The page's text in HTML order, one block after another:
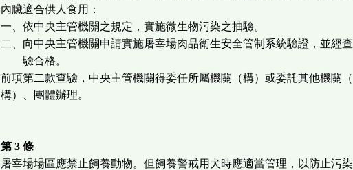
內臟適合供人食用：
一、依中央主管機關之規定，實施微生物污染之抽驗。
二、向中央主管機關申請實施屠宰場肉品衛生安全管制系統驗證，並經查
驗合格。
前項第二款查驗，中央主管機關得委任所屬機關（構）或委託其他機關（
構）、團體辦理。
第 3 條
屠宰場場區應禁止飼養動物。但飼養警戒用犬時應適當管理，以防止污染